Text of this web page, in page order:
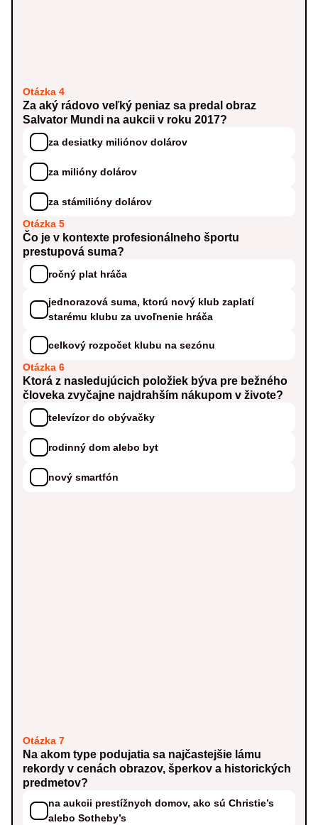
Otázka 4
Za aký rádovo veľký peniaz sa predal obraz
Salvator Mundi na aukcii v roku 2017?
za desiatky miliónov dolárov
za milióny dolárov
za stámilióny dolárov
Otázka 5
Čo je v kontexte profesionálneho športu
prestupová suma?
ročný plat hráča
jednorazová suma, ktorú nový klub zaplatí
starému klubu za uvoľnenie hráča
celkový rozpočet klubu na sezónu
Otázka 6
Ktorá z nasledujúcich položiek býva pre bežného
človeka zvyčajne najdrahším nákupom v živote?
televízor do obývačky
rodinný dom alebo byt
nový smartfón
Otázka 7
Na akom type podujatia sa najčastejšie lámu
rekordy v cenách obrazov, šperkov a historických
predmetov?
na aukcii prestížnych domov, ako sú Christie’s
alebo Sotheby’s